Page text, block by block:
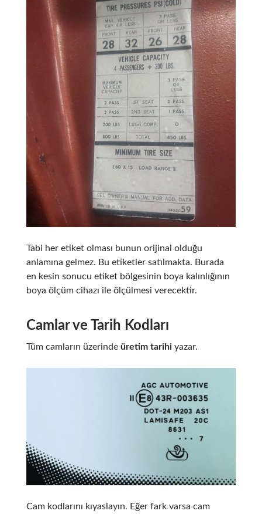
Tabi her etiket olması bunun orijinal olduğu
anlamına gelmez. Bu etiketler satılmakta. Burada
en kesin sonucu etiket bölgesinin boya kalınlığının
boya ölçüm cihazı ile ölçülmesi verecektir.
Camlar ve Tarih Kodları
Tüm camların üzerinde üretim tarihiyazar.
Cam kodlarını kıyaslayın. Eğer fark varsa cam